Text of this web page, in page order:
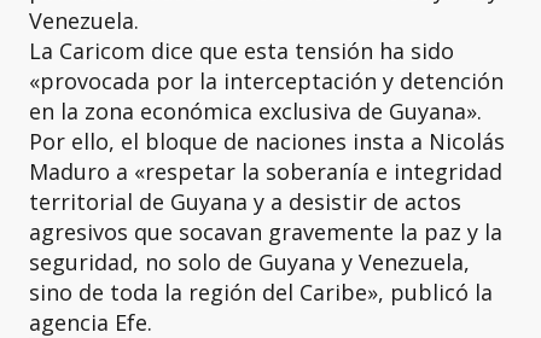
Venezuela.
La Caricom dice que esta tensión ha sido
«provocada por la interceptación y detención
en la zona económica exclusiva de Guyana».
Por ello, el bloque de naciones insta a Nicolás
Maduro a «respetar la soberanía e integridad
territorial de Guyana y a desistir de actos
agresivos que socavan gravemente la paz y la
seguridad, no solo de Guyana y Venezuela,
sino de toda la región del Caribe», publicó la
agencia Efe.